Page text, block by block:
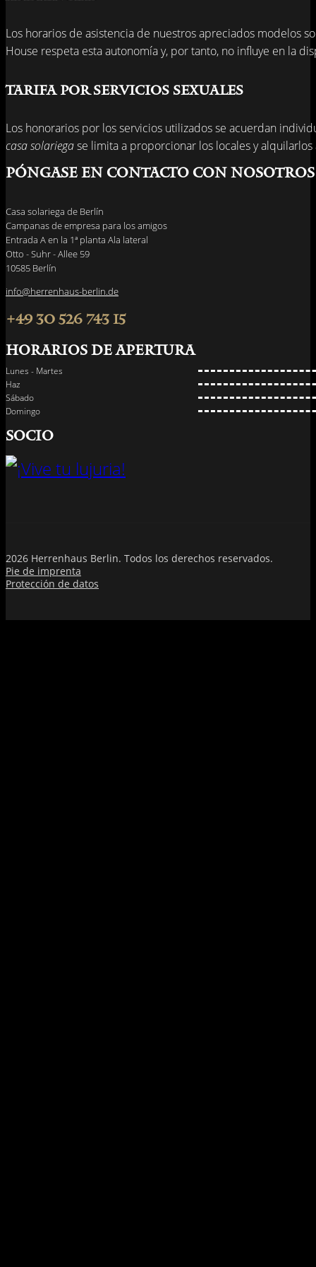
Los horarios de asistencia de nuestros apreciados modelos
House respeta esta autonomía y, por tanto, no influye en la
Tarifa por servicios sexuales
Los honorarios por los servicios utilizados se acuerdan
casa solariegase limita a proporcionar los locales y
Póngase en contacto con nosotros
Casa solariega de Berlín
Campanas de empresa para los amigos
Entrada A en la 1ª planta Ala lateral
Otto - Suhr - Allee 59
10585 Berlín
info@herrenhaus-berlin.de
+49 30 526 743 15
Horarios de apertura
Lunes - Martes
Haz
Sábado
Domingo
SOCIO
2026 Herrenhaus Berlin. Todos los derechos reservados.
Pie de imprenta
Protección de datos